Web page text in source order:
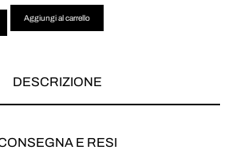
Aggiungi al carrello
DESCRIZIONE
E RESI